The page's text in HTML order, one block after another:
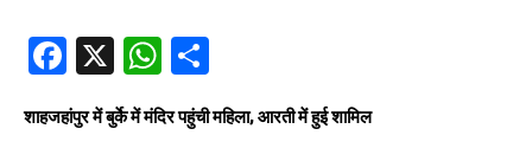
Fa
ce
b
X W
ha
ts
ha
re
शाहजहांपुर में बुर्के में मंदिर पहुंची महिला, आरती में हुई शामिल